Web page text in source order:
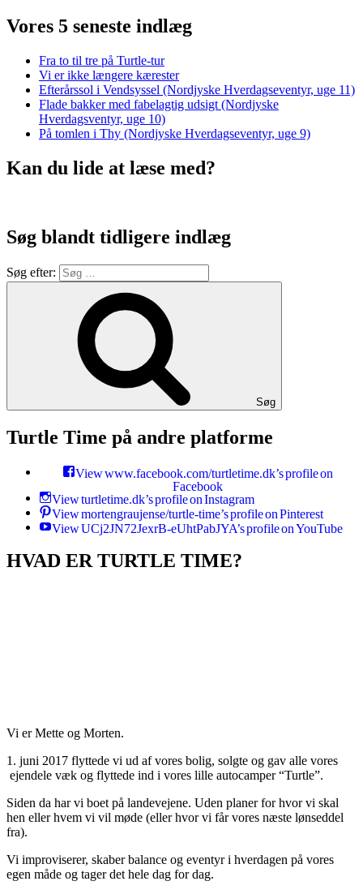
Vores 5 seneste indlæg
Fra to til tre på Turtle-tur
Vi er ikke længere kærester
Efterårssol i Vendsyssel (Nordjyske Hverdagseventyr, uge 11)
Flade bakker med fabelagtig udsigt (Nordjyske
Hverdagsventyr, uge 10)
På tomlen i Thy (Nordjyske Hverdagseventyr, uge 9)
Kan du lide at læse med?
Søg blandt tidligere indlæg
Søg efter:
Søg
Turtle Time på andre platforme
View www.facebook.com/turtletime.dk’s profile on
Facebook
View turtletime.dk’s profile on Instagram
View mortengraujense/turtle-time’s profile on Pinterest
View UCj2JN72JexrB-eUhtPabJYA’s profile on YouTube
HVAD ER TURTLE TIME?
Vi er Mette og Morten.
1. juni 2017 flyttede vi ud af vores bolig, solgte og gav alle vores
ejendele væk og flyttede ind i vores lille autocamper “Turtle”.
Siden da har vi boet på landevejene. Uden planer for hvor vi skal
hen eller hvem vi vil møde (eller hvor vi får vores næste lønseddel
fra).
Vi improviserer, skaber balance og eventyr i hverdagen på vores
egen måde og tager det hele dag for dag.